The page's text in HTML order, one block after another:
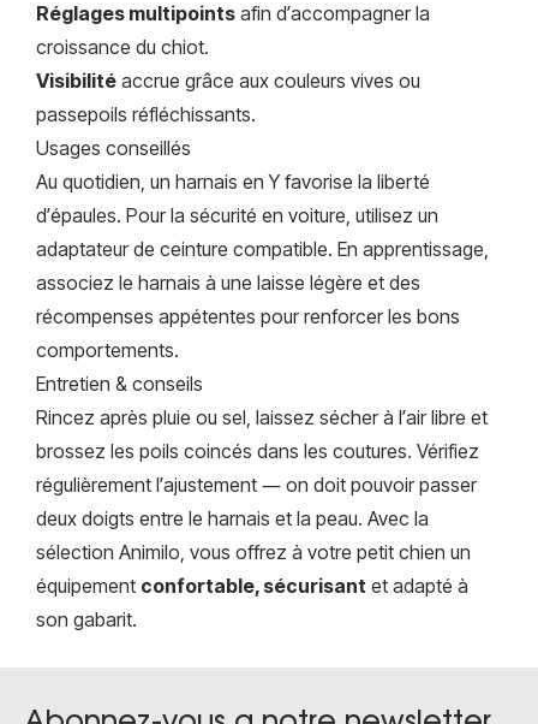
Réglages multipoints afin d’accompagner la
croissance du chiot.
Visibilité accrue grâce aux couleurs vives ou
passepoils réfléchissants.
Usages conseillés
Au quotidien, un harnais en Y favorise la liberté
d’épaules. Pour la sécurité en voiture, utilisez un
adaptateur de ceinture compatible. En apprentissage,
associez le harnais à une laisse légère et des
récompenses appétentes pour renforcer les bons
comportements.
Entretien & conseils
Rincez après pluie ou sel, laissez sécher à l’air libre et
brossez les poils coincés dans les coutures. Vérifiez
régulièrement l’ajustement — on doit pouvoir passer
deux doigts entre le harnais et la peau. Avec la
sélection Animilo, vous offrez à votre petit chien un
équipement confortable, sécurisant et adapté à
son gabarit.